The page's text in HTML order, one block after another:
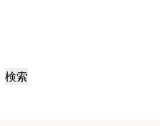
検索